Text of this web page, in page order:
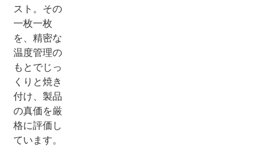
スト。その
一枚一枚
を、精密な
温度管理の
もとでじっ
くりと焼き
付け、製品
の真価を厳
格に評価し
ています。